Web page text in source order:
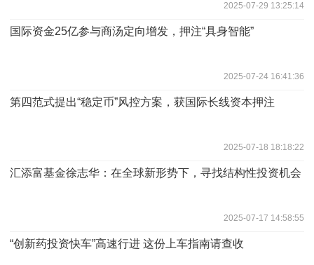
2025-07-29 13:25:14
国际资金25亿参与商汤定向增发，押注“具身智能”
2025-07-24 16:41:36
第四范式提出“稳定币”风控方案，获国际长线资本押注
2025-07-18 18:18:22
汇添富基金徐志华：在全球新形势下，寻找结构性投资机会
2025-07-17 14:58:55
“创新药投资快车”高速行进 这份上车指南请查收